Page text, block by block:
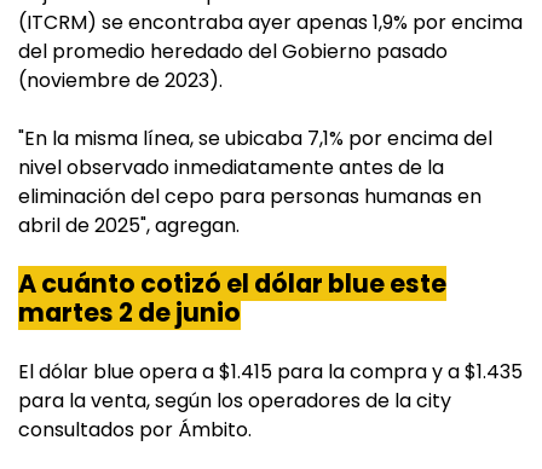
(ITCRM) se encontraba ayer apenas 1,9% por encima
del promedio heredado del Gobierno pasado
(noviembre de 2023).
"En la misma línea, se ubicaba 7,1% por encima del
nivel observado inmediatamente antes de la
eliminación del cepo para personas humanas en
abril de 2025", agregan.
A cuánto cotizó el dólar blue este
martes 2 de junio
El dólar blue opera a $1.415 para la compra y a $1.435
para la venta, según los operadores de la city
consultados por Ámbito.